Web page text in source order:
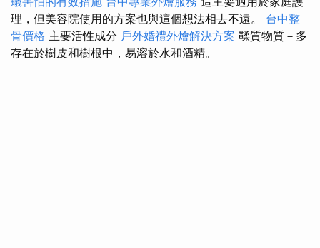
理，但美容院使用的方案也與這個想法相去不遠。 台中整
骨價格 主要活性成分 戶外婚禮外燴解決方案 鞣質物質－多
存在於樹皮和樹根中，易溶於水和酒精。